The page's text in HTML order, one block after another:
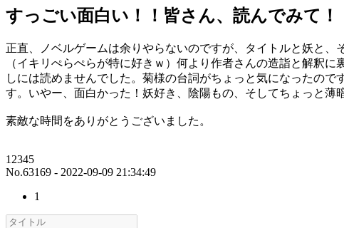
すっごい面白い！！皆さん、読んでみて！
正直、ノベルゲームは余りやらないのですが、タイトルと妖と
（イキリぺらぺらが特に好きｗ）何より作者さんの造詣と解釈
しには読めませんでした。菊様の台詞がちょっと気になったの
す。いやー、面白かった！妖好き、陰陽もの、そしてちょっと薄
素敵な時間をありがとうございました。
12345
No.63169 - 2022-09-09 21:34:49
1